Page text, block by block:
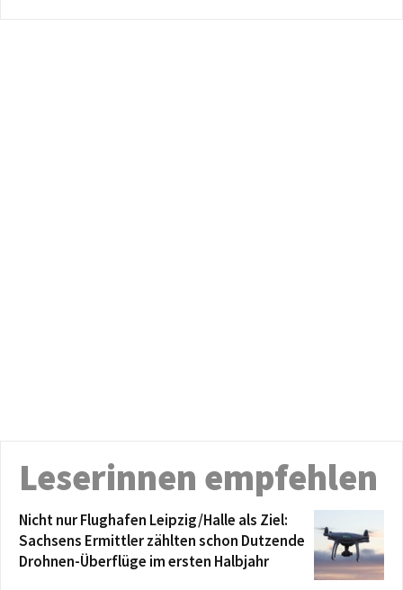
Leserinnen empfehlen
Nicht nur Flughafen Leipzig/Halle als Ziel:
Sachsens Ermittler zählten schon Dutzende
Drohnen-Überflüge im ersten Halbjahr